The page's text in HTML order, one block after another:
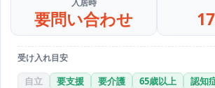
要問い合わせ
受け入れ目安
自立 要支援 要介護 65歳以上
認知